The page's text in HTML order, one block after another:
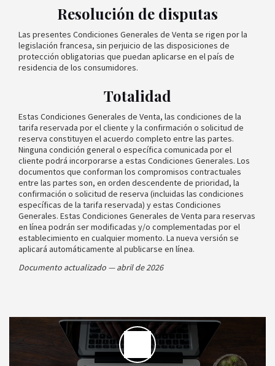
Resolución de disputas
Las presentes Condiciones Generales de Venta se rigen por la
legislación francesa, sin perjuicio de las disposiciones de
protección obligatorias que puedan aplicarse en el país de
residencia de los consumidores.
Totalidad
Estas Condiciones Generales de Venta, las condiciones de la
tarifa reservada por el cliente y la confirmación o solicitud de
reserva constituyen el acuerdo completo entre las partes.
Ninguna condición general o específica comunicada por el
cliente podrá incorporarse a estas Condiciones Generales. Los
documentos que conforman los compromisos contractuales
entre las partes son, en orden descendente de prioridad, la
confirmación o solicitud de reserva (incluidas las condiciones
específicas de la tarifa reservada) y estas Condiciones
Generales. Estas Condiciones Generales de Venta para reservas
en línea podrán ser modificadas y/o complementadas por el
establecimiento en cualquier momento. La nueva versión se
aplicará automáticamente al publicarse en línea.
Documento actualizado — abril de 2026